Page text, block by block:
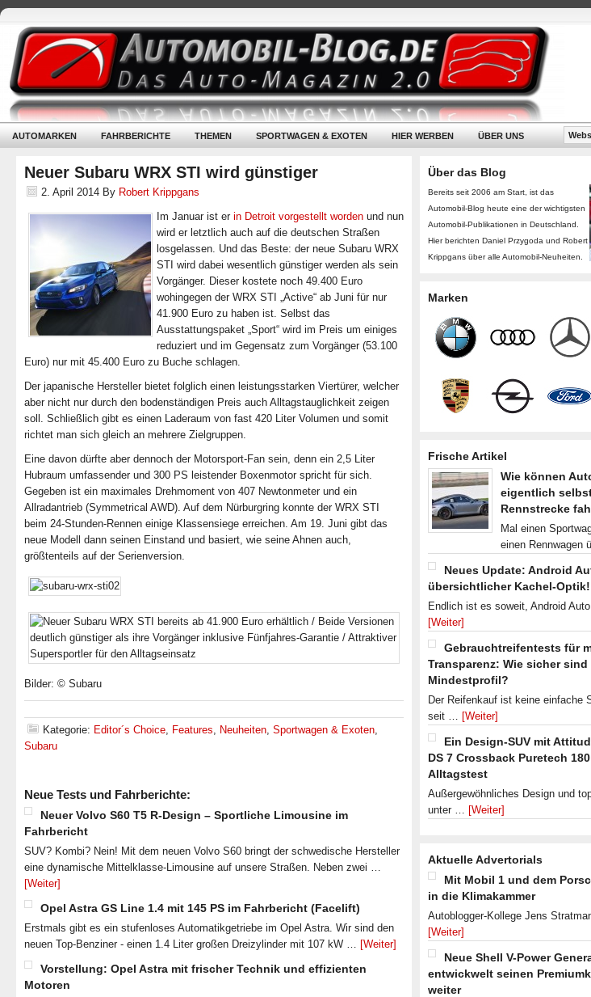
AUTOMARKEN FAHRBERICHTE THEMEN SPORTWAGEN & EXOTEN HIER WERBEN ÜBER UNS
Neuer Subaru WRX STI wird günstiger
2. April 2014 By Robert Krippgans
Im Januar ist er in Detroit vorgestellt worden und nun
wird er letztlich auch auf die deutschen Straßen
losgelassen. Und das Beste: der neue Subaru WRX
STI wird dabei wesentlich günstiger werden als sein
Vorgänger. Dieser kostete noch 49.400 Euro
wohingegen der WRX STI „Active“ ab Juni für nur
41.900 Euro zu haben ist. Selbst das
Ausstattungspaket „Sport“ wird im Preis um einiges
reduziert und im Gegensatz zum Vorgänger (53.100
Euro) nur mit 45.400 Euro zu Buche schlagen.
Der japanische Hersteller bietet folglich einen leistungsstarken Viertürer, welcher
aber nicht nur durch den bodenständigen Preis auch Alltagstauglichkeit zeigen
soll. Schließlich gibt es einen Laderaum von fast 420 Liter Volumen und somit
richtet man sich gleich an mehrere Zielgruppen.
Eine davon dürfte aber dennoch der Motorsport-Fan sein, denn ein 2,5 Liter
Hubraum umfassender und 300 PS leistender Boxenmotor spricht für sich.
Gegeben ist ein maximales Drehmoment von 407 Newtonmeter und ein
Allradantrieb (Symmetrical AWD). Auf dem Nürburgring konnte der WRX STI
beim 24-Stunden-Rennen einige Klassensiege erreichen. Am 19. Juni gibt das
neue Modell dann seinen Einstand und basiert, wie seine Ahnen auch,
größtenteils auf der Serienversion.
Bilder: © Subaru
Kategorie: Editor´s Choice, Features, Neuheiten, Sportwagen & Exoten,
Subaru
Neue Tests und Fahrberichte:
Neuer Volvo S60 T5 R-Design – Sportliche Limousine im
Fahrbericht
SUV? Kombi? Nein! Mit dem neuen Volvo S60 bringt der schwedische Hersteller
eine dynamische Mittelklasse-Limousine auf unsere Straßen. Neben zwei …
[Weiter]
Opel Astra GS Line 1.4 mit 145 PS im Fahrbericht (Facelift)
Erstmals gibt es ein stufenloses Automatikgetriebe im Opel Astra. Wir sind den
neuen Top-Benziner - einen 1.4 Liter großen Dreizylinder mit 107 kW … [Weiter]
Vorstellung: Opel Astra mit frischer Technik und effizienten
Motoren
Über das Blog
Bereits seit 2006 am Start, ist das
Automobil-Blog heute eine der wichtigsten
Automobil-Publikationen in Deutschland.
Hier berichten Daniel Przygoda und Robert
Krippgans über alle Automobil-Neuheiten.
Marken
Frische Artikel
Wie können
eigentlich
Rennstrecke
Mal einen
einen Rennwagen
Neues Update: Android
übersichtlicher Kachel-Optik!
Endlich ist es soweit, Android
[Weiter]
Gebrauchtreifentests für
Transparenz: Wie sicher sind
Mindestprofil?
Der Reifenkauf ist keine einfache
seit … [Weiter]
Ein Design-SUV mit
DS 7 Crossback Puretech
Alltagstest
Außergewöhnliches Design und
unter … [Weiter]
Aktuelle Advertorials
Mit Mobil 1 und dem
in die Klimakammer
Autoblogger-Kollege Jens
[Weiter]
Neue Shell V-Power
entwickwelt seinen
weiter